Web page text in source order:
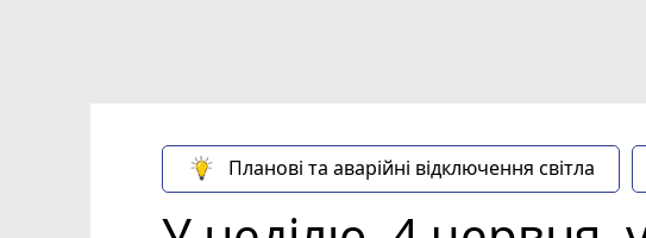
Планові та аварійні відключення світла